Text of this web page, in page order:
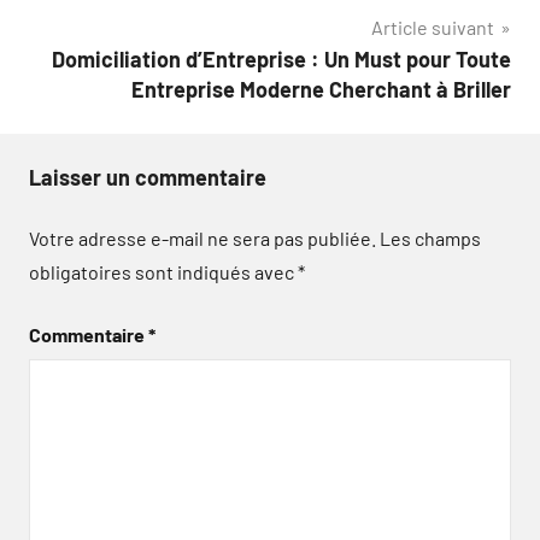
Article suivant
Domiciliation d’Entreprise : Un Must pour Toute
Entreprise Moderne Cherchant à Briller
Laisser un commentaire
Votre adresse e-mail ne sera pas publiée. Les champs
obligatoires sont indiqués avec*
Commentaire*